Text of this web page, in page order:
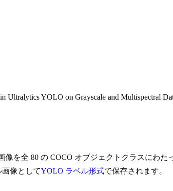
Ultralytics YOLO on Grayscale and Multispectral
像を全 80 の COCO オブジェクトクラスにわ
像としてYOLO ラベル形式で保存されます。